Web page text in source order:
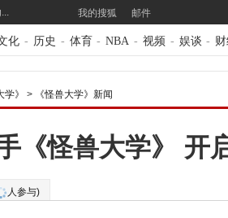
我的搜狐 邮件
化 - 历史 - 体育 - NBA - 视频 - 娱谈 -
学》 > 《怪兽大学》新闻
《怪兽大学》 开
人参与)